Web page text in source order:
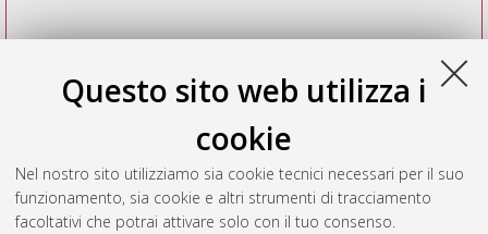
Questo sito web utilizza i
cookie
Nel nostro sito utilizziamo sia cookie tecnici necessari per il suo
funzionamento, sia cookie e altri strumenti di tracciamento
facoltativi che potrai attivare solo con il tuo consenso.